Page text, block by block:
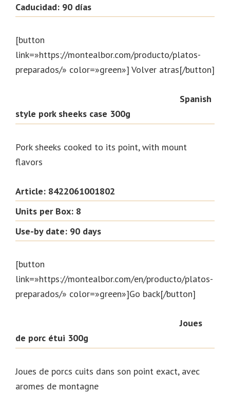
Caducidad: 90 días
[button
link=»https://montealbor.com/producto/platos-
preparados/» color=»green»] Volver atras[/button]
Spanish
style pork sheeks case 300g
Pork sheeks cooked to its point, with mount
flavors
Article: 8422061001802
Units per Box: 8
Use-by date: 90 days
[button
link=»https://montealbor.com/en/producto/platos-
preparados/» color=»green»]Go back[/button]
Joues
de porc étui 300g
Joues de porcs cuits dans son point exact, avec
aromes de montagne